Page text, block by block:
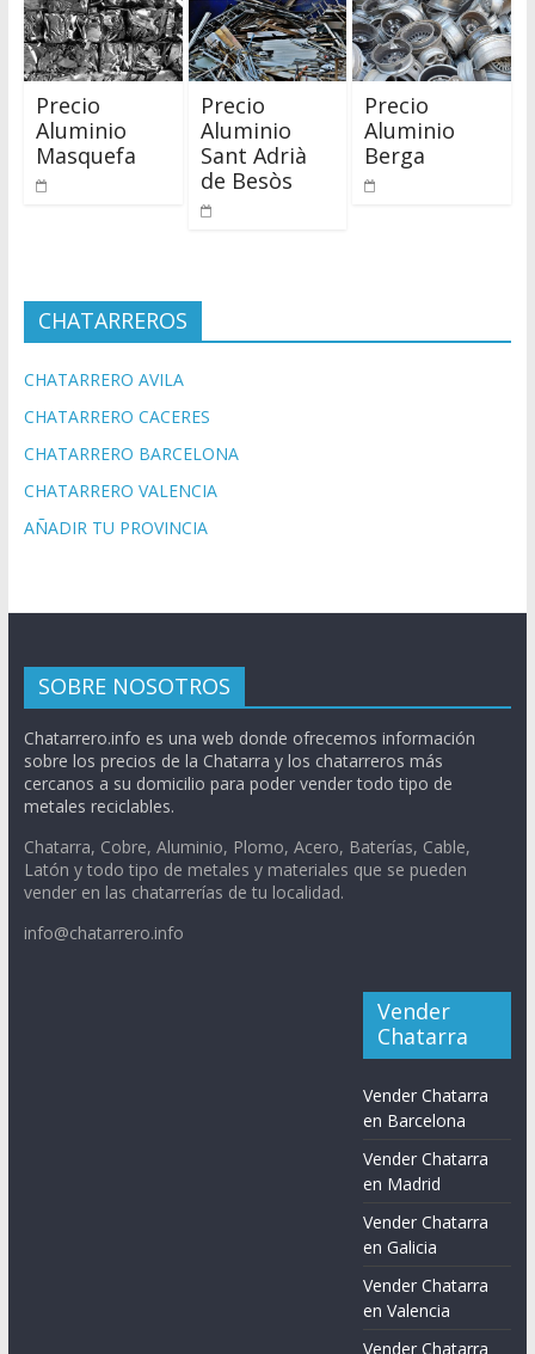
Precio
Aluminio
Masquefa
Precio
Aluminio
Sant Adrià
de Besòs
Precio
Aluminio
Berga
CHATARREROS
CHATARRERO AVILA
CHATARRERO CACERES
CHATARRERO BARCELONA
CHATARRERO VALENCIA
AÑADIR TU PROVINCIA
SOBRE NOSOTROS
Chatarrero.info es una web donde ofrecemos información
sobre los precios de la Chatarra y los chatarreros más
cercanos a su domicilio para poder vender todo tipo de
metales reciclables.
Chatarra, Cobre, Aluminio, Plomo, Acero, Baterías, Cable,
Latón y todo tipo de metales y materiales que se pueden
vender en las chatarrerías de tu localidad.
info@chatarrero.info
Vender
Chatarra
Vender Chatarra
en Barcelona
Vender Chatarra
en Madrid
Vender Chatarra
en Galicia
Vender Chatarra
en Valencia
Vender Chatarra